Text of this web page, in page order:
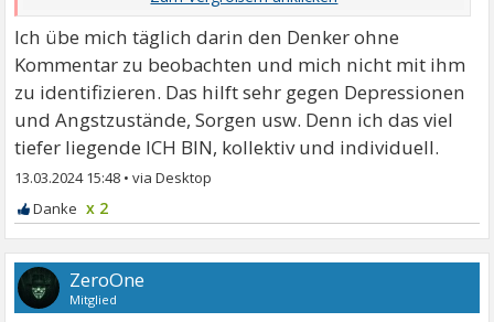
Ich übe mich täglich darin den Denker ohne
Kommentar zu beobachten und mich nicht mit ihm
zu identifizieren. Das hilft sehr gegen Depressionen
und Angstzustände, Sorgen usw. Denn ich das viel
tiefer liegende ICH BIN, kollektiv und individuell.
13.03.2024 15:48 •
x 2
ZeroOne
Mitglied